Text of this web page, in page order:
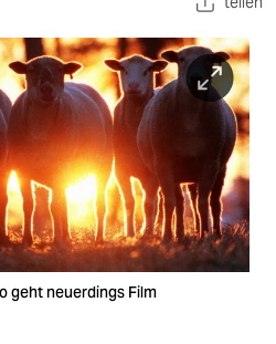
geht neuerdings Film